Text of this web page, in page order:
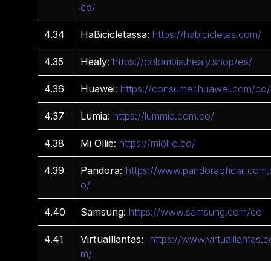
co/
4.34 HaBicicletassa:https://habicicletas.com/
4.35 Healy:https://colombia.healy.shop/es/
4.36 Huawei:https://consumer.huawei.com/co/
4.37 Lumia:https://lummia.com.co/
4.38 Mi Ollie:https://miollie.co/
4.39 Pandora: https://
o/
4.40 Samsung: https://www.samsung.com/co
4.41 Virtualllantas:
https://
m/